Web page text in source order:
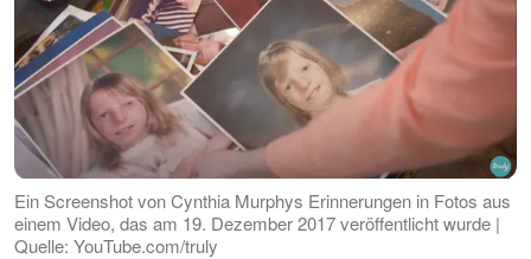
Ein Screenshot von Cynthia Murphys Erinnerungen in Fotos aus
einem Video, das am 19. Dezember 2017 veröffentlicht wurde |
Quelle: YouTube.com/truly